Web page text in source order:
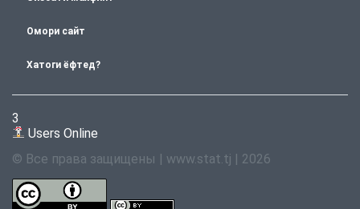
Омори сайт
Хатоги ёфтед?
3
Users Online
© Все права защищены | www.stat.tj | 2026